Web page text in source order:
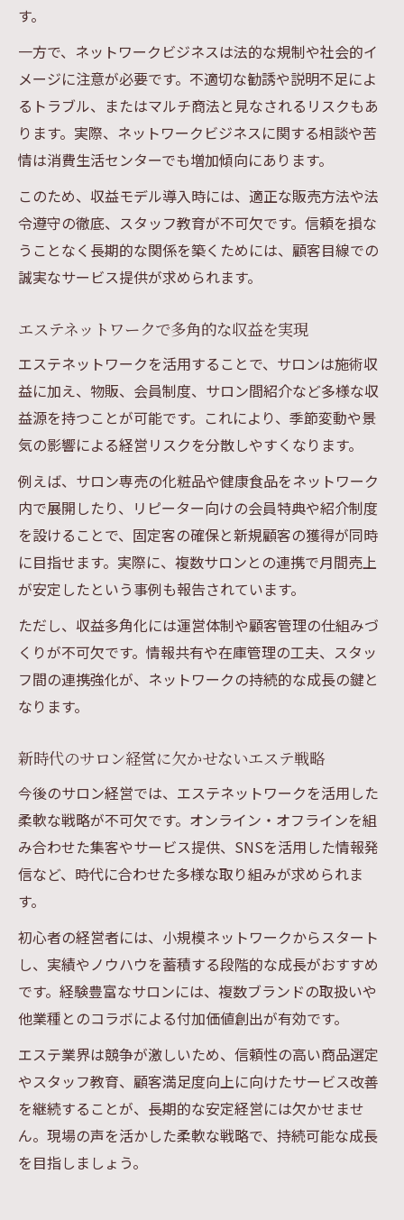
す。
一方で、ネットワークビジネスは法的な規制や社会的イ
メージに注意が必要です。不適切な勧誘や説明不足によ
るトラブル、またはマルチ商法と見なされるリスクもあ
ります。実際、ネットワークビジネスに関する相談や苦
情は消費生活センターでも増加傾向にあります。
このため、収益モデル導入時には、適正な販売方法や法
令遵守の徹底、スタッフ教育が不可欠です。信頼を損な
うことなく長期的な関係を築くためには、顧客目線での
誠実なサービス提供が求められます。
エステネットワークで多角的な収益を実現
エステネットワークを活用することで、サロンは施術収
益に加え、物販、会員制度、サロン間紹介など多様な収
益源を持つことが可能です。これにより、季節変動や景
気の影響による経営リスクを分散しやすくなります。
例えば、サロン専売の化粧品や健康食品をネットワーク
内で展開したり、リピーター向けの会員特典や紹介制度
を設けることで、固定客の確保と新規顧客の獲得が同時
に目指せます。実際に、複数サロンとの連携で月間売上
が安定したという事例も報告されています。
ただし、収益多角化には運営体制や顧客管理の仕組みづ
くりが不可欠です。情報共有や在庫管理の工夫、スタッ
フ間の連携強化が、ネットワークの持続的な成長の鍵と
なります。
新時代のサロン経営に欠かせないエステ戦略
今後のサロン経営では、エステネットワークを活用した
柔軟な戦略が不可欠です。オンライン・オフラインを組
み合わせた集客やサービス提供、SNSを活用した情報発
信など、時代に合わせた多様な取り組みが求められま
す。
初心者の経営者には、小規模ネットワークからスタート
し、実績やノウハウを蓄積する段階的な成長がおすすめ
です。経験豊富なサロンには、複数ブランドの取扱いや
他業種とのコラボによる付加価値創出が有効です。
エステ業界は競争が激しいため、信頼性の高い商品選定
やスタッフ教育、顧客満足度向上に向けたサービス改善
を継続することが、長期的な安定経営には欠かせませ
ん。現場の声を活かした柔軟な戦略で、持続可能な成長
を目指しましょう。